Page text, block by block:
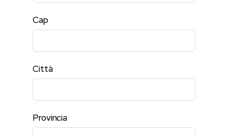
Cap
Città
Provincia